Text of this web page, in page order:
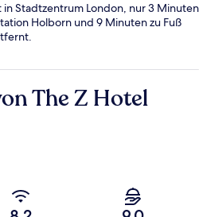
in Stadtzentrum London, nur 3 Minuten
Holborn und 9 Minuten zu Fuß
The Z Hotel